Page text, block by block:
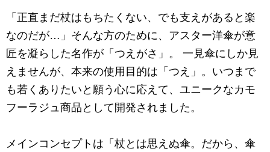
「正直まだ杖はもちたくない、でも支えがあると楽
なのだが…」そんな方のために、アスター洋傘が意
匠を凝らした名作が「つえがさ」。 一見傘にしか見
えませんが、本来の使用目的は「つえ」。いつまで
も若くありたいと願う心に応えて、ユニークなカモ
フーラジュ商品として開発されました。
メインコンセプトは「杖とは思えぬ傘。だから、傘